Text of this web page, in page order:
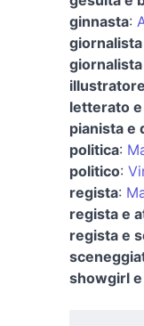
ginnasta:
illustratore
letterato
pianista e
politica:
politico:
regista:
regista e
regista e
showgirl